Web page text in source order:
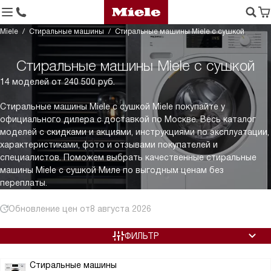
Miele Стиральные машины Стиральные машины Miele с сушкой
Стиральные машины Miele с сушкой
14 моделей от 240 500 руб.
Стиральные машины Miele с сушкой Miele покупайте у
официального дилера с доставкой по Москве. Весь каталог
моделей с скидками и акциями, инструкциями по эксплуатации,
характеристиками, фото и отзывами покупателей и
специалистов. Поможем выбрать качественные стиральные
машины Miele с сушкой Миле по выгодным ценам без
переплаты.
Обновление цен от8 августа 2026
Стиральные машины
ФИЛЬТР